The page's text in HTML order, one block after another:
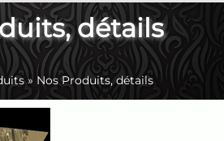
détails
» Nos Produits, détails